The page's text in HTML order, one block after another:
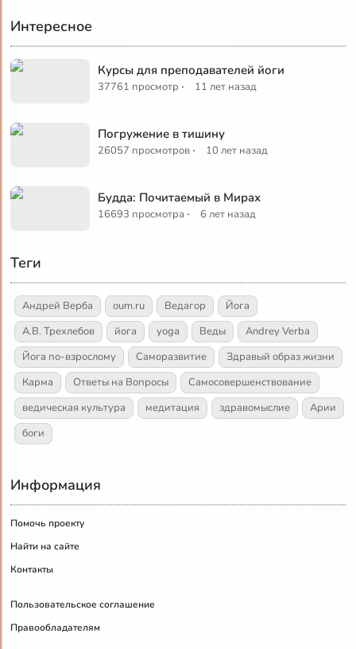
Интересное
Курсы для преподавателей йоги
37761 просмотр · 11 лет назад
Погружение в тишину
26057 просмотров · 10 лет назад
Будда: Почитаемый в Мирах
16693 просмотра · 6 лет назад
Теги
Андрей Верба oum.ru Ведагор
Йога
А.В. Трехлебов
йога yoga Веды
Andrey Verba
Йога по-взрослому
Саморазвитие
Здравый образ жизни
Карма
Ответы на Вопросы
Самосовершенствование
ведическая культура
медитация здравомыслие
Арии
боги
Информация
Помочь проекту
Найти на сайте
Контакты
Пользовательское соглашение
Правообладателям